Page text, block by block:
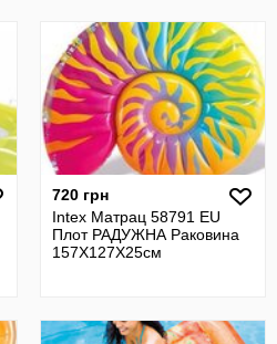
720 грн
Intex Матрац 58791 EU
Плот РАДУЖНА Раковина
157X127Х25см